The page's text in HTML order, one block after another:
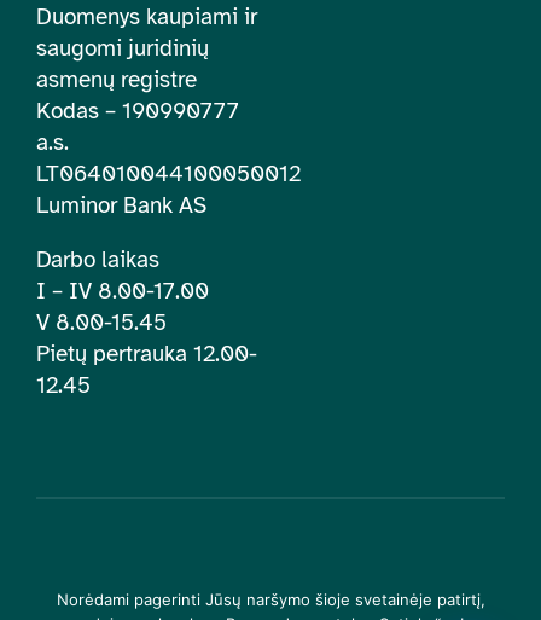
Duomenys kaupiami ir
saugomi juridinių
asmenų registre
Kodas – 190990777
a.s.
LT064010044100050012
Luminor Bank AS
Darbo laikas
I – IV 8.00-17.00
V 8.00-15.45
Pietų pertrauka 12.00-
12.45
Norėdami pagerinti Jūsų naršymo šioje svetainėje patirtį,